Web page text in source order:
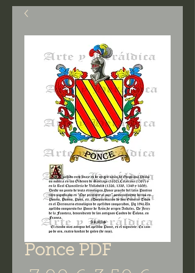
Ponce PDF